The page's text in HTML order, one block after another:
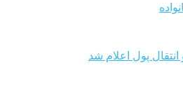
پول اعلام شد